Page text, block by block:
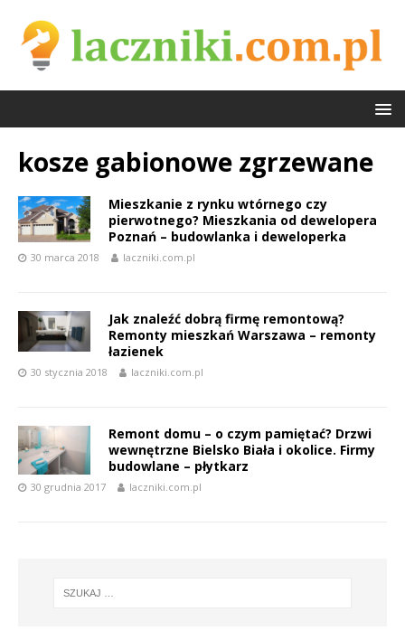
kosze gabionowe zgrzewane
Mieszkanie z rynku wtórnego czy
pierwotnego? Mieszkania od dewelopera
Poznań – budowlanka i deweloperka
30 marca 2018 laczniki.com.pl
Jak znaleźć dobrą firmę remontową?
Remonty mieszkań Warszawa – remonty
łazienek
30 stycznia 2018 laczniki.com.pl
Remont domu – o czym pamiętać? Drzwi
wewnętrzne Bielsko Biała i okolice. Firmy
budowlane – płytkarz
30 grudnia 2017 laczniki.com.pl